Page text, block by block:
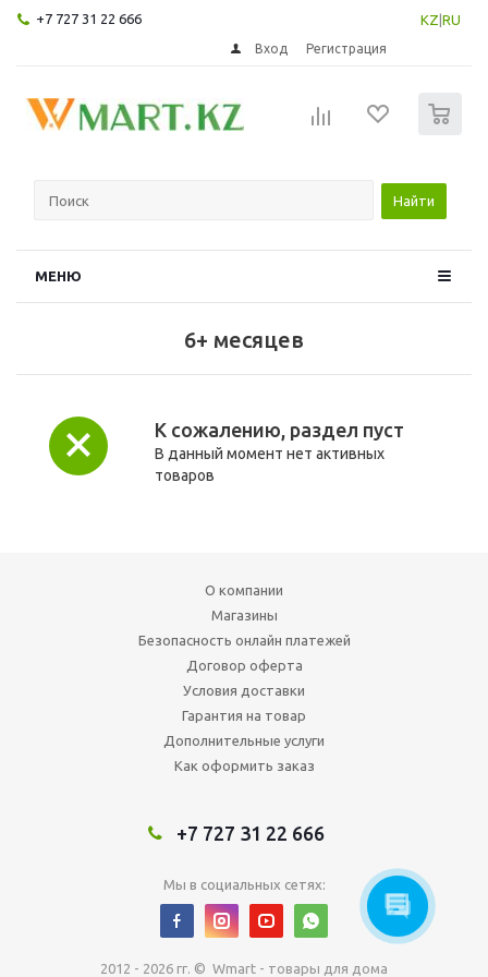
+7 727 31 22 666 KZ RU
Вход Регистрация
Найти
МЕНЮ
6+ месяцев
К сожалению, раздел пуст
В данный момент нет активных
товаров
О компании
Магазины
Безопасность онлайн платежей
Договор оферта
Условия доставки
Гарантия на товар
Дополнительные услуги
Как оформить заказ
+7 727 31 22 666
Мы в социальных сетях:
2012 - 2026 гг. © Wmart - товары для дома